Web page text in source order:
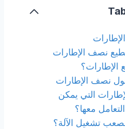
نصف الإطارات
الإطارات؟
نصف الإطارات
التي يمكن
التعامل معها؟
تشغيل الآلة؟